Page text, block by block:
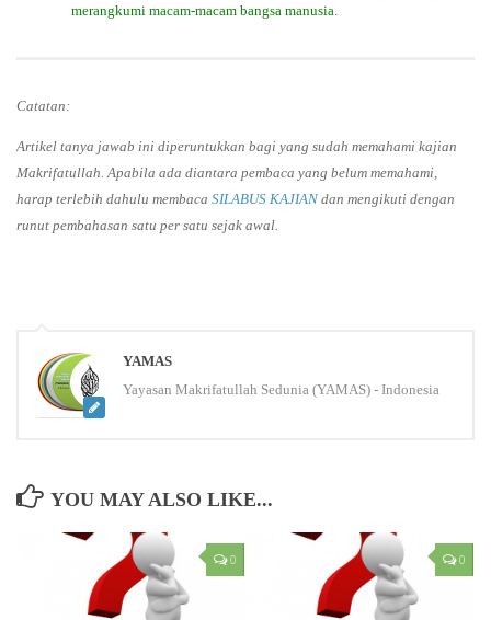
merangkumi macam-macam bangsa manusia.
Catatan:
Artikel tanya jawab ini diperuntukkan bagi yang sudah memahami kajian
Makrifatullah. Apabila ada diantara pembaca yang belum memahami,
harap terlebih dahulu membaca SILABUS KAJIAN dan mengikuti dengan
runut pembahasan satu per satu sejak awal.
YAMAS
Yayasan Makrifatullah Sedunia (YAMAS) - Indonesia
YOU MAY ALSO LIKE...
0 0